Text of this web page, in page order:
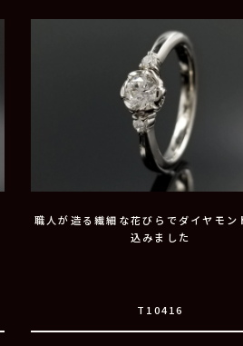
職人が造る繊細な花びらでダイヤモン
込みました
T10416